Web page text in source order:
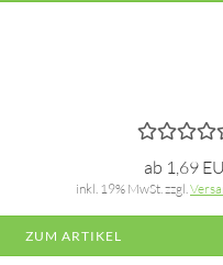
ab 1,69
inkl. 19% MwSt. zzgl.
ZUM ARTIKEL